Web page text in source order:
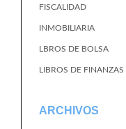
FISCALIDAD
INMOBILIARIA
LBROS DE BOLSA
LIBROS DE FINANZAS
ARCHIVOS